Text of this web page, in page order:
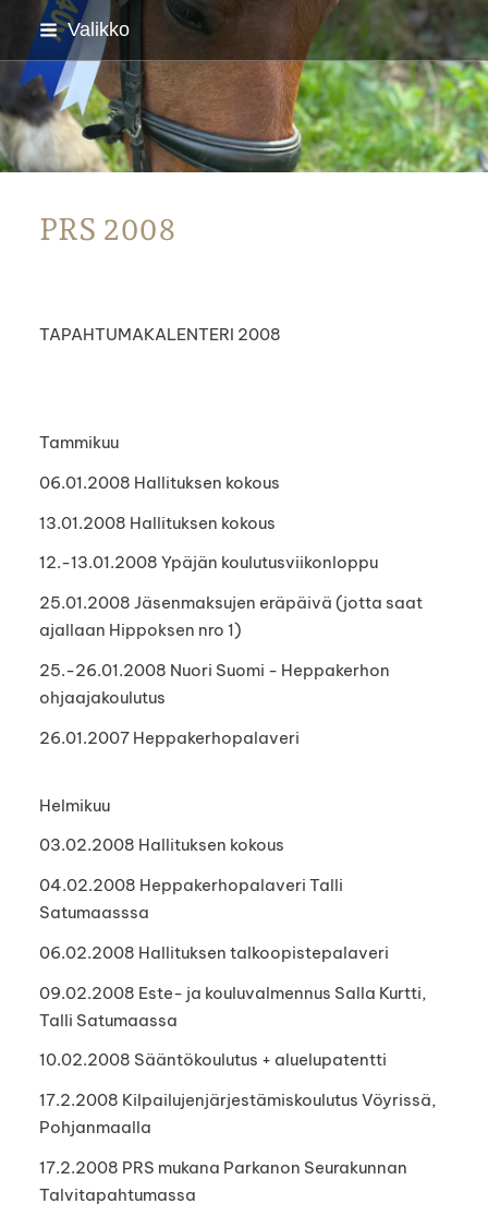
Siirry
sivun
sisältöön
Valikko
Parkanon Ratsastajat
PRS 2008
TAPAHTUMAKALENTERI 2008
Tammikuu
06.01.2008 Hallituksen kokous
13.01.2008 Hallituksen kokous
12.-13.01.2008 Ypäjän koulutusviikonloppu
25.01.2008 Jäsenmaksujen eräpäivä (jotta saat
ajallaan Hippoksen nro 1)
25.-26.01.2008 Nuori Suomi - Heppakerhon
ohjaajakoulutus
26.01.2007 Heppakerhopalaveri
Helmikuu
03.02.2008 Hallituksen kokous
04.02.2008 Heppakerhopalaveri Talli
Satumaasssa
06.02.2008 Hallituksen talkoopistepalaveri
09.02.2008 Este- ja kouluvalmennus Salla Kurtti,
Talli Satumaassa
10.02.2008 Sääntökoulutus + aluelupatentti
17.2.2008 Kilpailujenjärjestämiskoulutus Vöyrissä,
Pohjanmaalla
17.2.2008 PRS mukana Parkanon Seurakunnan
Talvitapahtumassa